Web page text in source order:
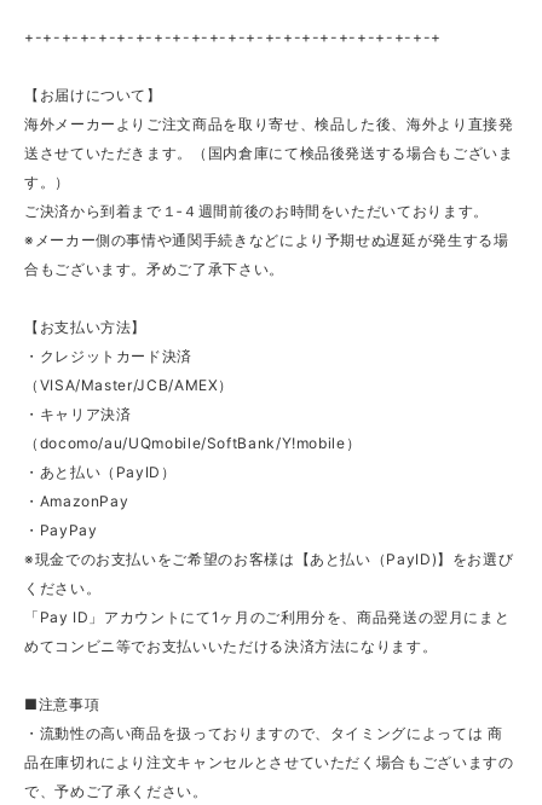
+-+-+-+-+-+-+-+-+-+-+-+-+-+-+-+-+-+-+-+-+-+-+
【お届けについて】
海外メーカーよりご注文商品を取り寄せ、検品した後、海外より直接発
送させていただきます。（国内倉庫にて検品後発送する場合もございま
す。）
ご決済から到着まで１‐４週間前後のお時間をいただいております。
※メーカー側の事情や通関手続きなどにより予期せぬ遅延が発生する場
合もございます。矛めご了承下さい。
【お支払い方法】
・クレジットカード決済
（VISA/Master/JCB/AMEX）
・キャリア決済
（docomo/au/UQmobile/SoftBank/Y!mobile）
・あと払い（PayID）
・AmazonPay
・PayPay
※現金でのお支払いをご希望のお客様は【あと払い（PayID)】をお選び
ください。
「Pay ID」アカウントにて1ヶ月のご利用分を、商品発送の翌月にまと
めてコンビニ等でお支払いいただける決済方法になります。
■注意事項
・流動性の高い商品を扱っておりますので、タイミングによっては 商
品在庫切れにより注文キャンセルとさせていただく場合もございますの
で、予めご了承ください。